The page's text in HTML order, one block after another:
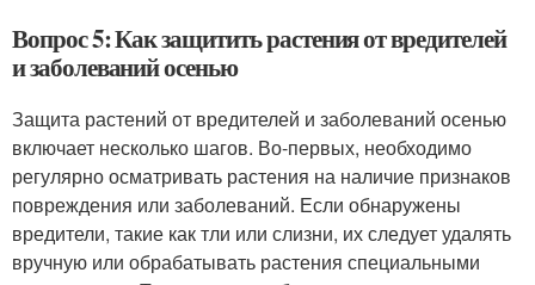
Вопрос 5: Как защитить растения от вредителей
и заболеваний осенью
Защита растений от вредителей и заболеваний осенью
включает несколько шагов. Во-первых, необходимо
регулярно осматривать растения на наличие признаков
повреждения или заболеваний. Если обнаружены
вредители, такие как тли или слизни, их следует удалять
вручную или обрабатывать растения специальными